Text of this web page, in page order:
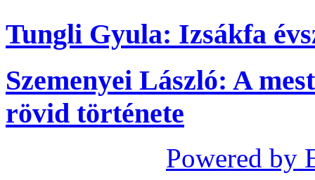
Tungli Gyula: Izsákfa
Szemenyei László: A
rövid története
Powered by